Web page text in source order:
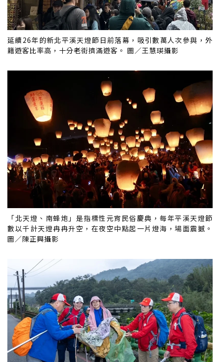
延續26年的新北平溪天燈節日前落幕，吸引數萬人次參與，外
籍遊客比率高，十分老街擠滿遊客。 圖／王慧瑛攝影
「北天燈、南蜂炮」是指標性元宵民俗慶典，每年平溪天燈節
數以千計天燈冉冉升空，在夜空中點起一片燈海，場面震撼。
圖／陳正興攝影